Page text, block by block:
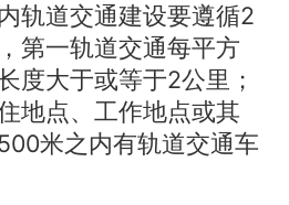
轨道交通建设要遵循2
第一轨道交通每平方
度大于或等于2公里；
地点、工作地点或其
米之内有轨道交通车